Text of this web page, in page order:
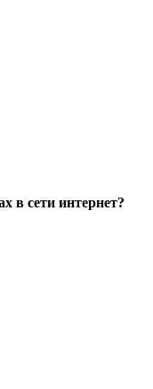
в сети интернет?